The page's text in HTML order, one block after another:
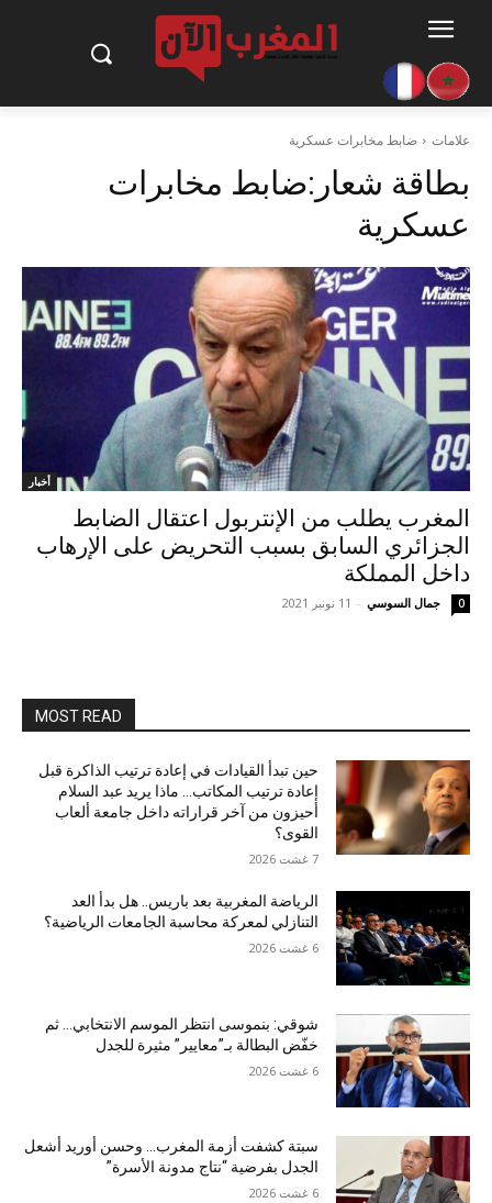
علامات ضابط مخابرات عسكرية
بطاقة شعار:ضابط مخابرات
عسكرية
أخبار
المغرب يطلب من الإنتربول اعتقال الضابط
الجزائري السابق بسبب التحريض على الإرهاب
داخل المملكة
جمال السوسي - 11 نونبر 2021 0
MOST READ
حين تبدأ القيادات في إعادة ترتيب الذاكرة قبل
إعادة ترتيب المكاتب… ماذا يريد عبد السلام
أحيزون من آخر قراراته داخل جامعة ألعاب
القوى؟
7 غشت 2026
الرياضة المغربية بعد باريس.. هل بدأ العد
التنازلي لمعركة محاسبة الجامعات الرياضية؟
6 غشت 2026
شوقي: بنموسى انتظر الموسم الانتخابي… ثم
خفّض البطالة بـ”معايير” مثيرة للجدل
6 غشت 2026
سبتة كشفت أزمة المغرب… وحسن أوريد أشعل
الجدل بفرضية “نتاج مدونة الأسرة”
6 غشت 2026